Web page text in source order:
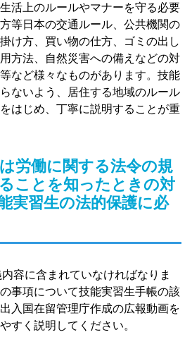
活上のルールやマナーを守る必要
等日本の交通ルール、公共機関の
け方、買い物の仕方、ゴミの出し
方法、自然災害への備えなどの対
など様々なものがあります。技能
ないよう、居住する地域のルール
はじめ、丁寧に説明することが重
は労働に関する法令の規
ことを知ったときの対
実習生の法的保護に必
容に含まれていなければなりま
事項について技能実習生手帳の該
入国在留管理庁作成の広報動画を
すく説明してください。